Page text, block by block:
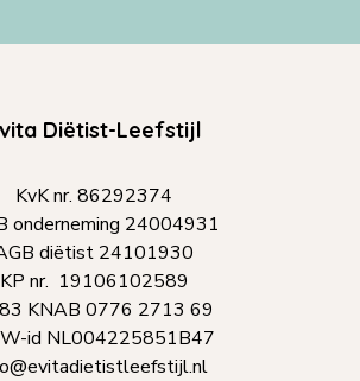
Diëtist-Leefstijl
KvK nr. 86292374
onderneming 24004931
diëtist 24101930
KP nr. 19106102589
KNAB 0776 2713 69
id NL004225851B47